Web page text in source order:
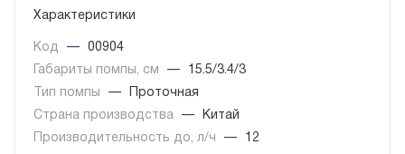
Характеристики
Код —
00904
Габариты помпы, см
—
15.5/3.4/3
Тип помпы
—
Проточная
Страна производства
—
Китай
Производительность до, л/ч
—
12